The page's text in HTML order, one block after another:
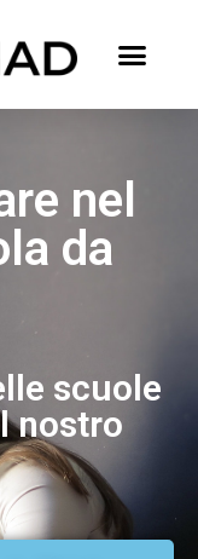
nel
da
scuole
nostro